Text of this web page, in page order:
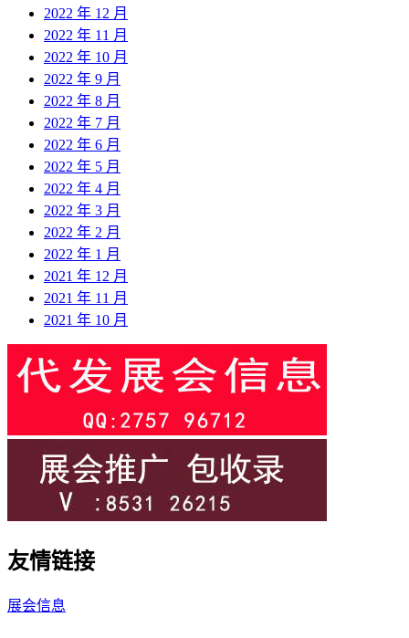
2022 年 12 月
2022 年 11 月
2022 年 10 月
2022 年 9 月
2022 年 8 月
2022 年 7 月
2022 年 6 月
2022 年 5 月
2022 年 4 月
2022 年 3 月
2022 年 2 月
2022 年 1 月
2021 年 12 月
2021 年 11 月
2021 年 10 月
友情链接
展会信息